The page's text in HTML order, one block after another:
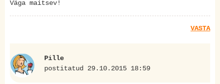
Väga maitsev!
VASTA
Pille
postitatud 29.10.2015 18:59